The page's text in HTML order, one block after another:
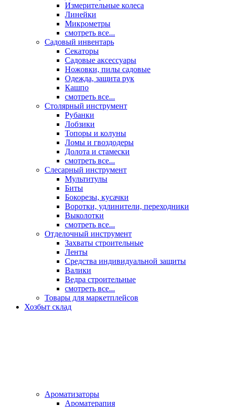
Измерительные колеса
Линейки
Микрометры
смотреть все...
Садовый инвентарь
Секаторы
Садовые аксессуары
Ножовки, пилы садовые
Одежда, защита рук
Кашпо
смотреть все...
Столярный инструмент
Рубанки
Лобзики
Топоры и колуны
Ломы и гвоздодеры
Долота и стамески
смотреть все...
Слесарный инструмент
Мультитулы
Биты
Бокорезы, кусачки
Воротки, удлинители, переходники
Выколотки
смотреть все...
Отделочный инструмент
Захваты строительные
Ленты
Средства индивидуальной защиты
Валики
Ведра строительные
смотреть все...
Товары для маркетплейсов
Хозбыт склад
Ароматизаторы
Ароматерапия